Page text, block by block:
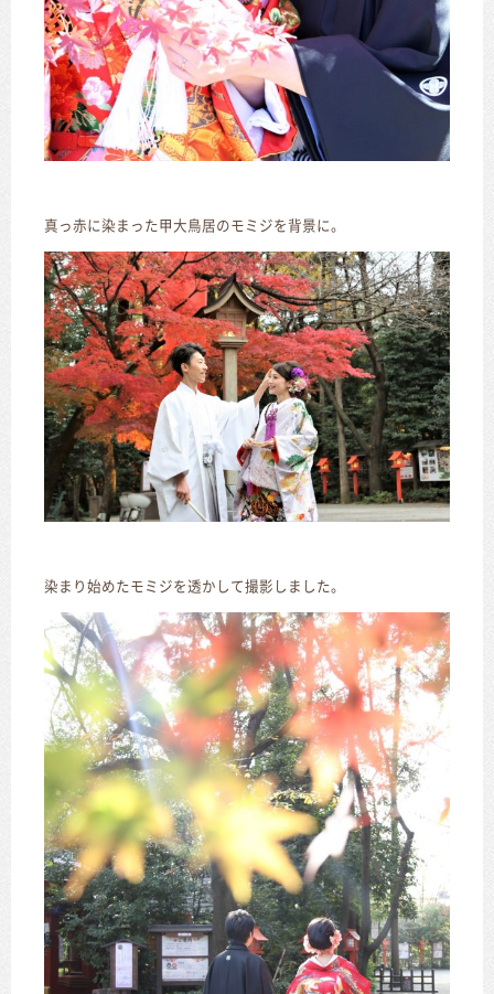
真っ赤に染まった甲大鳥居のモミジを背景に。
染まり始めたモミジを透かして撮影しました。